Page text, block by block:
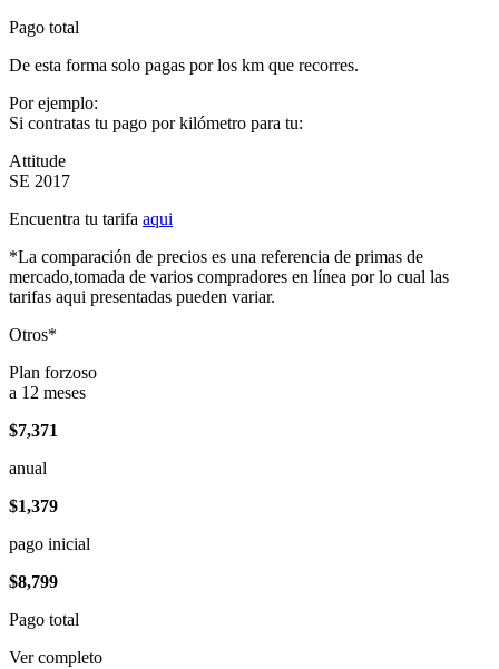
Pago total
De esta forma solo pagas por los km que recorres.
Por ejemplo:
Si contratas tu pago por kilómetro para tu:
Attitude
SE 2017
Encuentra tu tarifa aqui
*La comparación de precios es una referencia de primas de
mercado,tomada de varios compradores en línea por lo cual las
tarifas aqui presentadas pueden variar.
Otros*
Plan forzoso
a 12 meses
$7,371
anual
$1,379
pago inicial
$8,799
Pago total
Ver completo